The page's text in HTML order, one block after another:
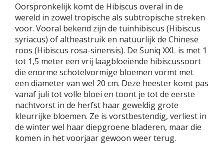
Oorspronkelijk komt de Hibiscus overal in de
wereld in zowel tropische als subtropische streken
voor. Vooral bekend zijn de tuinhibiscus (Hibiscus
syriacus) of altheastruik en natuurlijk de Chinese
roos (Hibiscus rosa-sinensis). De Suniq XXL is met 1
tot 1,5 meter een vrij laagbloeiende hibiscussoort
die enorme schotelvormige bloemen vormt met
een diameter van wel 20 cm. Deze heester komt pas
vanaf juli tot volle bloei en toont je tot de eerste
nachtvorst in de herfst haar geweldig grote
kleurrijke bloemen. Ze is vorstbestendig, verliest in
de winter wel haar diepgroene bladeren, maar die
komen in het voorjaar gewoon weer terug.